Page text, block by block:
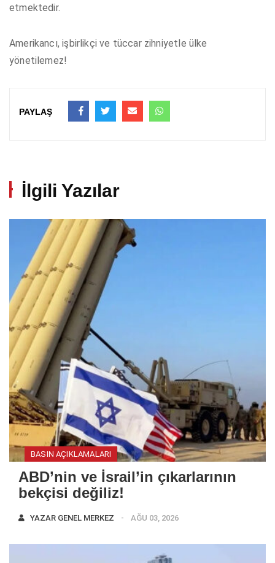
etmektedir.
Amerikancı, işbirlikçi ve tüccar zihniyetle ülke
yönetilemez!
PAYLAŞ
İlgili Yazılar
BASIN AÇIKLAMALARI
ABD’nin ve İsrail’in çıkarlarının
bekçisi değiliz!
YAZAR GENEL MERKEZ AĞU 03, 2026